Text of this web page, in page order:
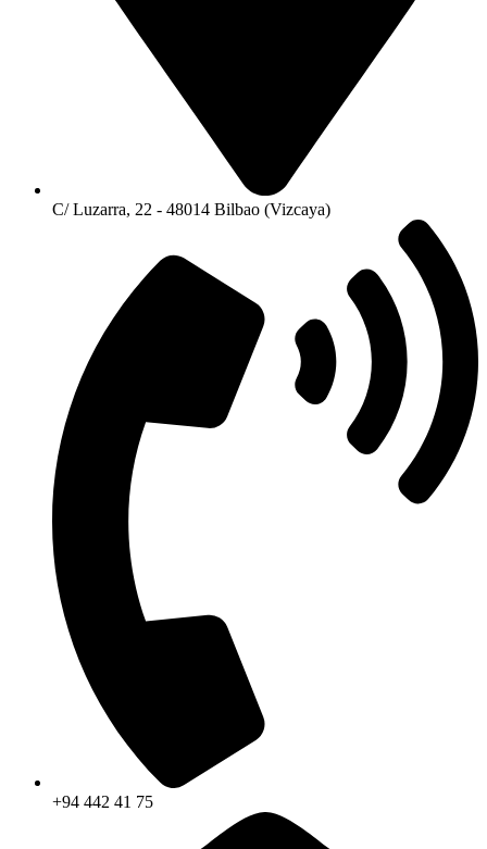
C/ Luzarra, 22 - 48014 Bilbao (Vizcaya)
+94 442 41 75